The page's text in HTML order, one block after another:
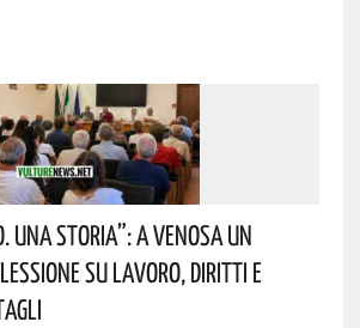
Storia”: A Venosa Un
Su Lavoro, Diritti E